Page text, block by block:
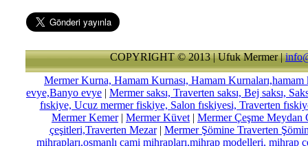
COPYRIGHT © 2013 | Ufuk Mermer |
Mermer Kurna, Hamam Kurnası, Hamam Kurnaları,hamam
evye,Banyo evye | Mermer saksı, Traverten saksı, Bej saksı,
fıskiye, Ucuz mermer fiskiye, Salon fıskiyesi, Traverten
Mermer Kemer| Mermer Küvet | Mermer Çeşme Meydan
çeşitleri,Traverten Mezar| Mermer Şömine Traverten
mihrapları,osmanlı cami mihrapları,mihrap modelleri, mihrap